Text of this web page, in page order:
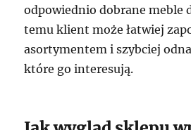
odpowiednio dobrane meble
temu klient może łatwiej
asortymentem i szybciej
które go interesują.